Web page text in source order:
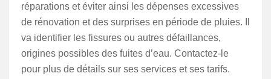
réparations et éviter ainsi les dépenses excessives
de rénovation et des surprises en période de pluies. Il
va identifier les fissures ou autres défaillances,
origines possibles des fuites d’eau. Contactez-le
pour plus de détails sur ses services et ses tarifs.